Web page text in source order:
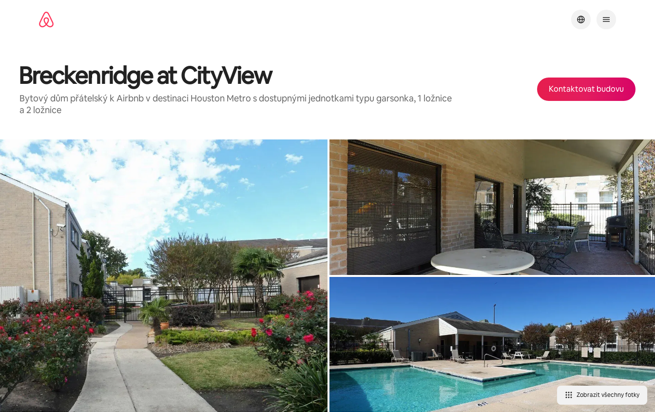
Breckenridge at CityView
Bytový dům přátelský k Airbnb v destinaci Houston Metro s dostupnými jednotkami typu garsonka, 1 ložnice
a 2 ložnice
Kontaktovat budovu
Zobrazit všechny fotky